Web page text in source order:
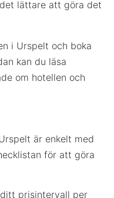
lättare att göra det
i Urspelt och boka
kan du läsa
om hotellen och
är enkelt med
för att göra
prisintervall per